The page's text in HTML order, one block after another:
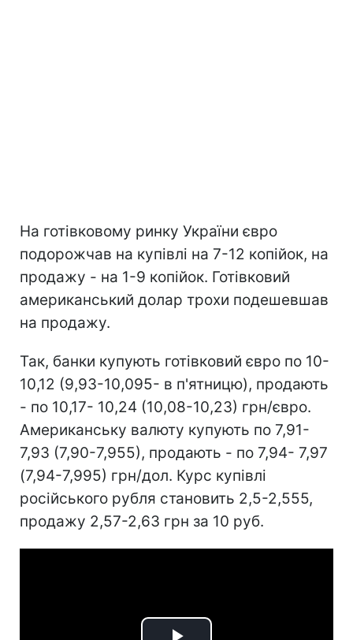
На готівковому ринку України євро
подорожчав на купівлі на 7-12 копійок, на
продажу - на 1-9 копійок. Готівковий
американський долар трохи подешевшав
на продажу.
Так, банки купують готівковий євро по 10-
10,12 (9,93-10,095- в п'ятницю), продають
- по 10,17- 10,24 (10,08-10,23) грн/євро.
Американську валюту купують по 7,91-
7,93 (7,90-7,955), продають - по 7,94- 7,97
(7,94-7,995) грн/дол. Курс купівлі
російського рубля становить 2,5-2,555,
продажу 2,57-2,63 грн за 10 руб.